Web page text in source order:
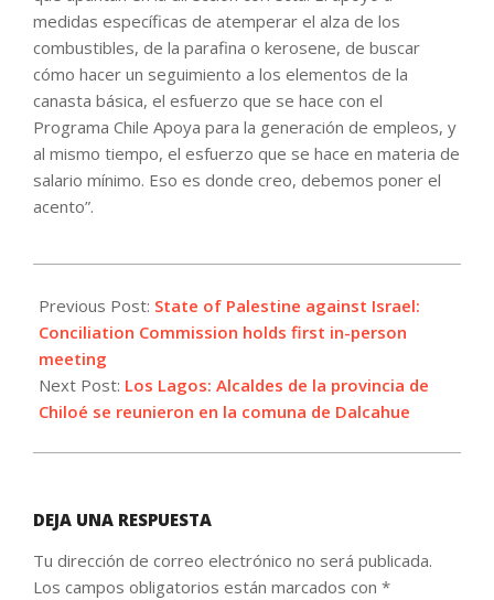
medidas específicas de atemperar el alza de los
combustibles, de la parafina o kerosene, de buscar
cómo hacer un seguimiento a los elementos de la
canasta básica, el esfuerzo que se hace con el
Programa Chile Apoya para la generación de empleos, y
al mismo tiempo, el esfuerzo que se hace en materia de
salario mínimo. Eso es donde creo, debemos poner el
acento”.
05-
07
Previous Post: State of Palestine against Israel:
Conciliation Commission holds first in-person
meeting
Next Post: Los Lagos: Alcaldes de la provincia de
Chiloé se reunieron en la comuna de Dalcahue
DEJA UNA RESPUESTA
Tu dirección de correo electrónico no será publicada.
Los campos obligatorios están marcados con *